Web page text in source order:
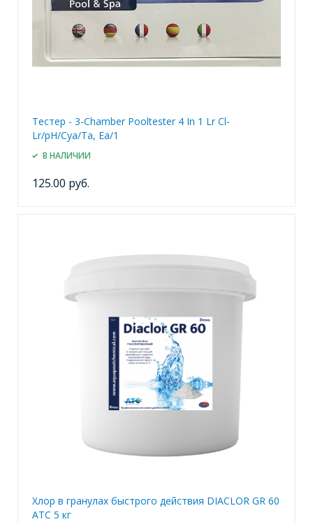
Тестер - 3-Chamber Pooltester 4 In 1 Lr Cl-
Lr/pH/Cya/Ta, Ea/1
В НАЛИЧИИ
125.00 руб.
Хлор в гранулах быстрого действия DIACLOR GR 60
ATC 5 кг